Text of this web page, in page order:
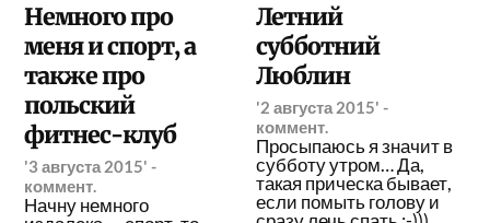
Немного про
меня и спорт, а
также про
польский
фитнес-клуб
'3 августа 2015' -
коммент.
Начну немного
Летний
субботний
Люблин
'2 августа 2015' -
коммент.
Просыпаюсь я значит в
субботу утром… Да,
такая прическа бывает,
если помыть голову и